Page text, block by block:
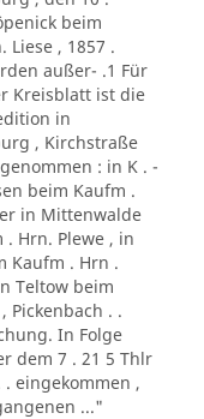
beim
Liese , 1857 .
außer- .1 Für
Kreisblatt ist die
in
, Kirchstraße
: in K . -
beim Kaufm .
in Mittenwalde
. Hrn. Plewe , in
Kaufm . Hrn .
Teltow beim
Pickenbach . .
In Folge
dem 7 . 21 5 Thlr
. eingekommen ,
..."